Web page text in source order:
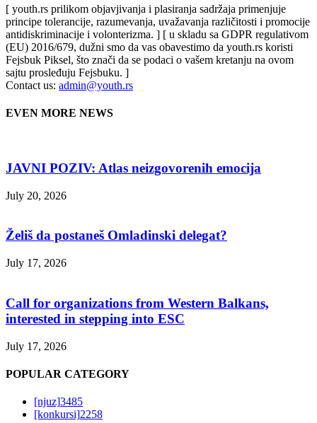
[ youth.rs prilikom objavjivanja i plasiranja sadržaja primenjuje
principe tolerancije, razumevanja, uvažavanja različitosti i promocije
antidiskriminacije i volonterizma. ] [ u skladu sa GDPR regulativom
(EU) 2016/679, dužni smo da vas obavestimo da youth.rs koristi
Fejsbuk Piksel, što znači da se podaci o vašem kretanju na ovom
sajtu prosleđuju Fejsbuku. ]
Contact us: admin@youth.rs
EVEN MORE NEWS
JAVNI POZIV: Atlas neizgovorenih emocija
July 20, 2026
Želiš da postaneš Omladinski delegat?
July 17, 2026
Call for organizations from Western Balkans,
interested in stepping into ESC
July 17, 2026
POPULAR CATEGORY
[njuz]3485
[konkursi]2258